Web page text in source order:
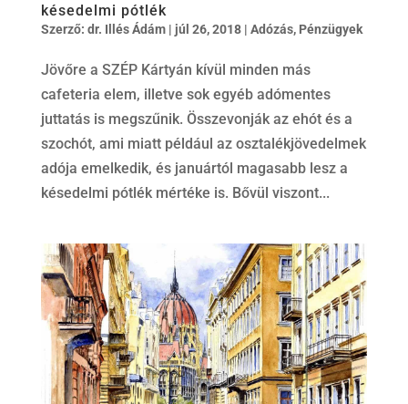
késedelmi pótlék
Szerző: dr. Illés Ádám| júl 26, 2018| Adózás, Pénzügyek
Jövőre a SZÉP Kártyán kívül minden más
cafeteria elem, illetve sok egyéb adómentes
juttatás is megszűnik. Összevonják az ehót és a
szochót, ami miatt például az osztalékjövedelmek
adója emelkedik, és januártól magasabb lesz a
késedelmi pótlék mértéke is. Bővül viszont...